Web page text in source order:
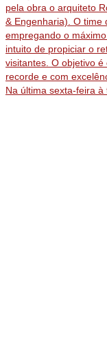
Na última sexta-feira